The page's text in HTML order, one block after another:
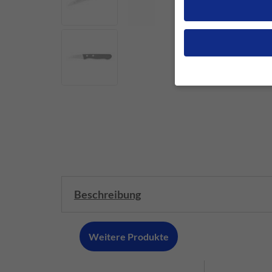
Beschreibung
Weitere Produkte
Wenn Sie unter 16
Wir verwenden